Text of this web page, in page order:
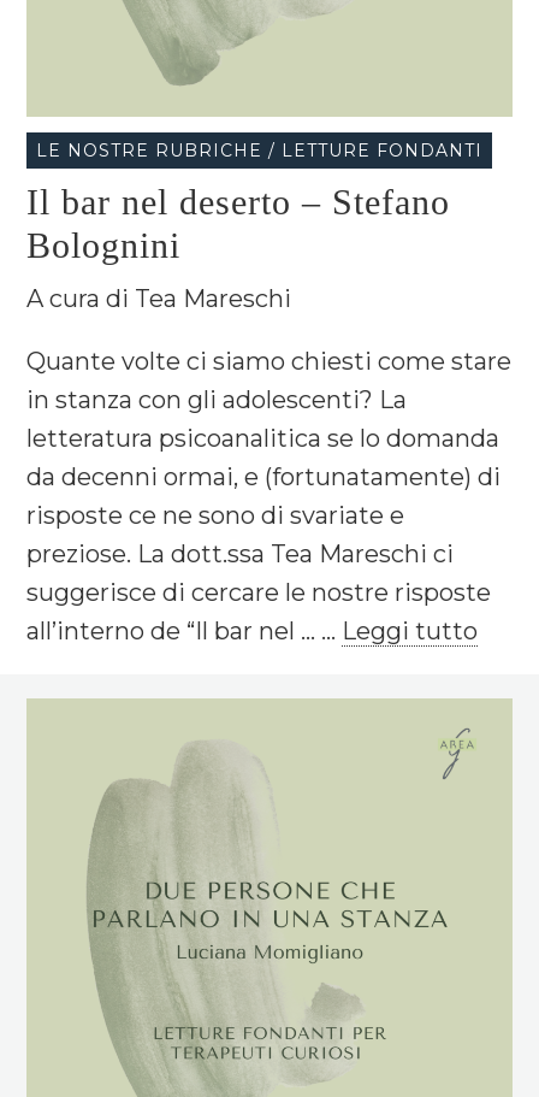
LE NOSTRE RUBRICHE / LETTURE FONDANTI
Il bar nel deserto – Stefano
Bolognini
A cura di Tea Mareschi
Quante volte ci siamo chiesti come stare
in stanza con gli adolescenti? La
letteratura psicoanalitica se lo domanda
da decenni ormai, e (fortunatamente) di
risposte ce ne sono di svariate e
preziose. La dott.ssa Tea Mareschi ci
suggerisce di cercare le nostre risposte
all’interno de “Il bar nel ... ... Leggi tutto